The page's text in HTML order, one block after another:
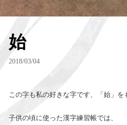
始
2018/03/04
この字も私の好きな字です、「始」を
子供の頃に使った漢字練習帳では、